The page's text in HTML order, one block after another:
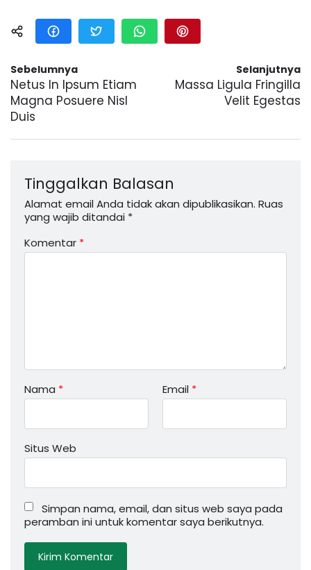
Sebelumnya
Netus In Ipsum Etiam
Magna Posuere Nisl
Duis
Selanjutnya
Massa Ligula Fringilla
Velit Egestas
Tinggalkan Balasan
Alamat email Anda tidak akan dipublikasikan. Ruas
yang wajib ditandai *
Komentar *
Nama * Email *
Situs Web
Simpan nama, email, dan situs web saya pada
peramban ini untuk komentar saya berikutnya.